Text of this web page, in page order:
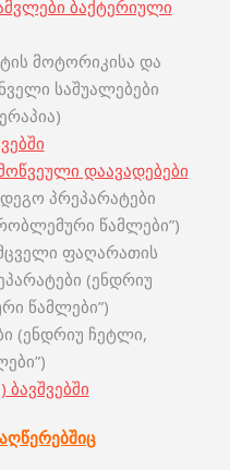
ბაქტერიული
მოტორიკისა და
საშუალებები
დაავადებები
პრეპარატები
წამლები”)
ფაღარათის
(ენდრიუ
წამლები”)
(ენდრიუ ჩეტლი,